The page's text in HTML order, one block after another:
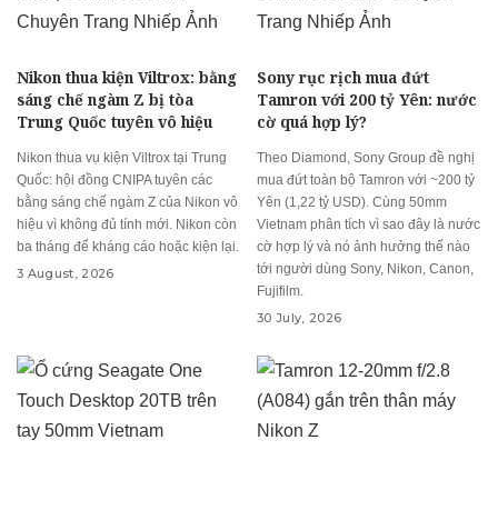
Nikon thua kiện Viltrox: bằng
sáng chế ngàm Z bị tòa
Trung Quốc tuyên vô hiệu
Nikon thua vụ kiện Viltrox tại Trung
Quốc: hội đồng CNIPA tuyên các
bằng sáng chế ngàm Z của Nikon vô
hiệu vì không đủ tính mới. Nikon còn
ba tháng để kháng cáo hoặc kiện lại.
3 August, 2026
Sony rục rịch mua đứt
Tamron với 200 tỷ Yên: nước
cờ quá hợp lý?
Theo Diamond, Sony Group đề nghị
mua đứt toàn bộ Tamron với ~200 tỷ
Yên (1,22 tỷ USD). Cùng 50mm
Vietnam phân tích vì sao đây là nước
cờ hợp lý và nó ảnh hưởng thế nào
tới người dùng Sony, Nikon, Canon,
Fujifilm.
30 July, 2026